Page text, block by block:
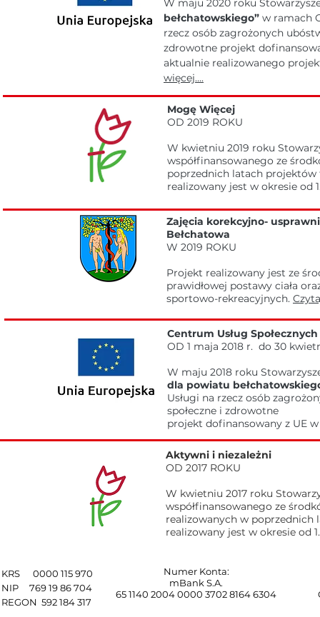
W maju 2020 roku
bełchatowskiego” w ramach
rzecz osób zagrożonych
zdrowotne projekt
aktualnie realizowanego
więcej....
Mogę Więcej
OD 2019 ROKU
W kwietniu 2019 roku
współfinansowanego ze
poprzednich latach projektów
realizowany jest w okresie od
Zajęcia korekcyjno-
Bełchatowa
W 2019 ROKU
Projekt realizowany jest ze
prawidłowej postawy ciała
sportowo-rekreacyjnych.
Centrum Usług
OD 1 maja 2018 r. do 30
W maju 2018 roku
dla powiatu
Usługi na rzecz osób
społeczne i zdrowotne
projekt dofinansowany z UE
Aktywni i niezależni
OD 2017 ROKU
W kwietniu 2017 roku
współfinansowanego ze
realizowanych w poprzednich
realizowany jest w okresie od
KRS 0000 115 970
NIP 769 19 86 704
REGON 592 184 317
Numer Konta:
mBank S.A.
65 1140 2004 0000 3702 8164 6304